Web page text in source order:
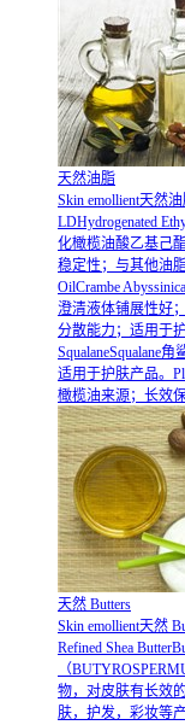
天然油脂
Skin emollient天然
LDHydrogenated
化橄榄油酸乙基己
稳定性；与其他油
OilCrambe
澄清液体铺展性好
分散能力；适用于
SqualaneSqualane
适用于护肤产品。
橄榄油来源；长效
天然 Butters
Skin emollient天然
Refined Shea
（
物，对皮肤有长效
肤，护发，彩妆等